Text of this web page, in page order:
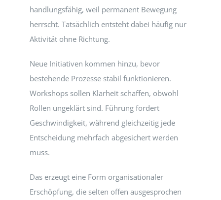
handlungsfähig, weil permanent Bewegung
herrscht. Tatsächlich entsteht dabei häufig nur
Aktivität ohne Richtung.
Neue Initiativen kommen hinzu, bevor
bestehende Prozesse stabil funktionieren.
Workshops sollen Klarheit schaffen, obwohl
Rollen ungeklärt sind. Führung fordert
Geschwindigkeit, während gleichzeitig jede
Entscheidung mehrfach abgesichert werden
muss.
Das erzeugt eine Form organisationaler
Erschöpfung, die selten offen ausgesprochen